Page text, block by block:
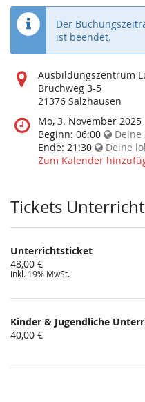
Der
ist beendet.
Wo
findet
diese
statt?
Ausbildungszentrum
Bruchweg 3-5
21376 Salzhausen
Wann
findet
diese
Veranstaltung
Mo, 3. November 2025
Beginn: 06:00 Deine
Ende: 21:30 Deine
Zum Kalender
Tickets Unterricht
Unterrichtsticket
48,00 €
inkl. 19% MwSt.
Kinder & Jugendliche
40,00 €